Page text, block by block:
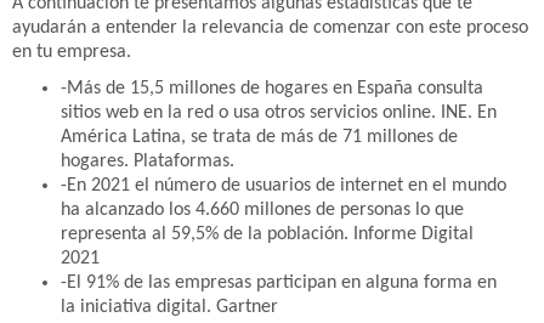
ayudarán a entender la relevancia de comenzar con este proceso
en tu empresa.
-Más de 15,5 millones de hogares en España consulta
sitios web en la red o usa otros servicios online. INE. En
América Latina, se trata de más de 71 millones de
hogares. Plataformas.
-En 2021 el número de usuarios de internet en el mundo
ha alcanzado los 4.660 millones de personas lo que
representa al 59,5% de la población. Informe Digital
2021
-El 91% de las empresas participan en alguna forma en
la iniciativa digital. Gartner